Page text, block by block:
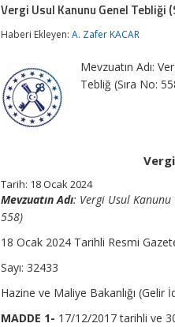
Vergi Usul Kanunu Genel Tebliği
Haberi Ekleyen:A. Zafer KACAR
Mevzuatın Adı:
Tebliğ (Sıra No:
Tarih: 18 Ocak 2024
Mevzuatın Adı: Vergi Usul Kanunu
558)
18 Ocak 2024 Tarihli Resmi
Sayı: 32433
Hazine ve Maliye Bakanlığı (Gelir
MADDE 1- 17/12/2017 tarihli ve